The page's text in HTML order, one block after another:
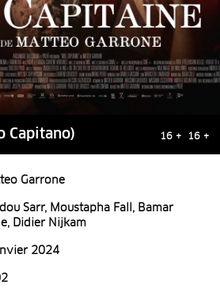
Capitano) 16 + 16 +
Garrone
Sarr, Moustapha Fall, Bamar
Didier Nijkam
2024